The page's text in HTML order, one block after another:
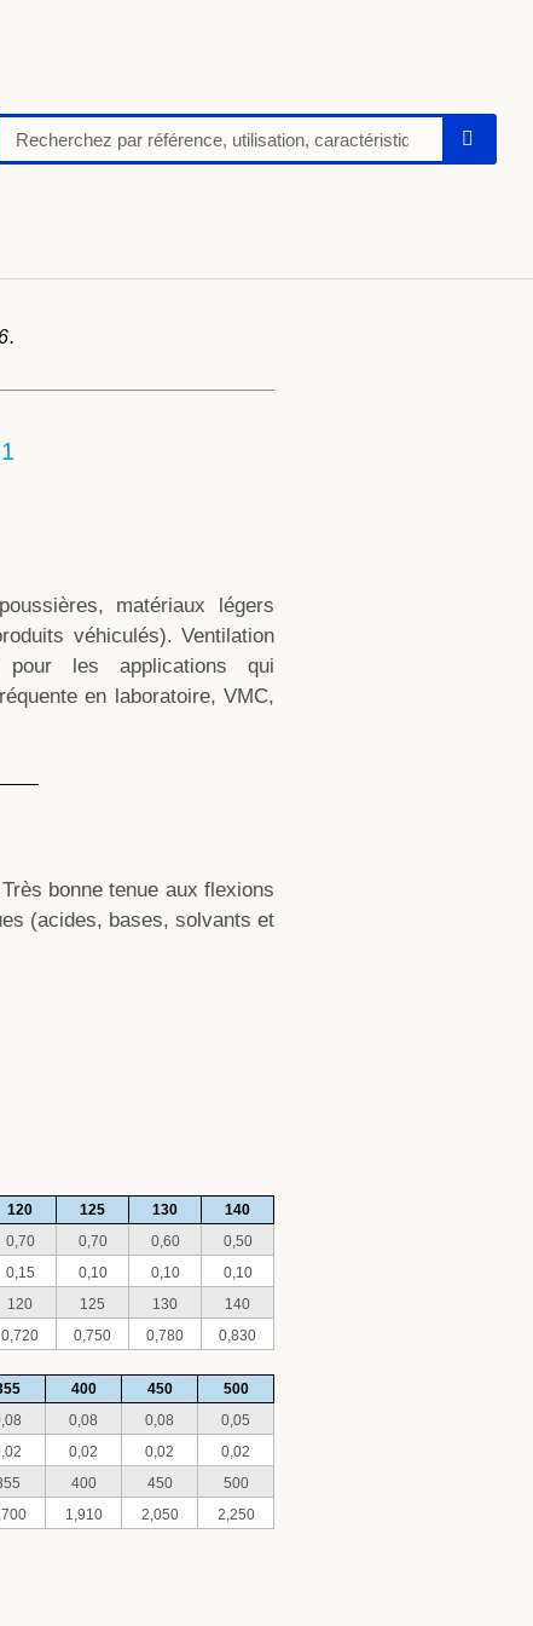
matériaux légers
véhiculés). Ventilation
pour les applications qui
en laboratoire, VMC,
bonne tenue aux flexions
(acides, bases, solvants et
120 125 130
140
0,70 0,70 0,60
0,50
0,15 0,10 0,10
0,10
120 125 130
140
0,720 0,750 0,780 0,830
400 450
500
0,08 0,08
0,05
0,02 0,02
0,02
400 450
500
1,910 2,050 2,250